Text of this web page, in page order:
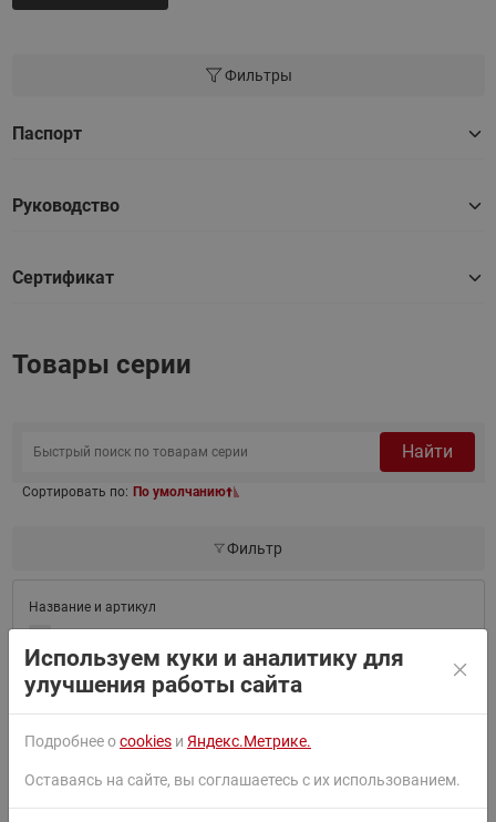
Фильтры
Паспорт
Руководство
Сертификат
Товары серии
Найти
Сортировать по: По умолчанию
Фильтр
080Z2804 DGS-SC HFC gr. 2 детектор газов
Используем куки и аналитику для
улучшения работы сайта
Подробнее оcookies и Яндекс.Метрике.
Оставаясь на сайте, вы соглашаетесь с их использованием.